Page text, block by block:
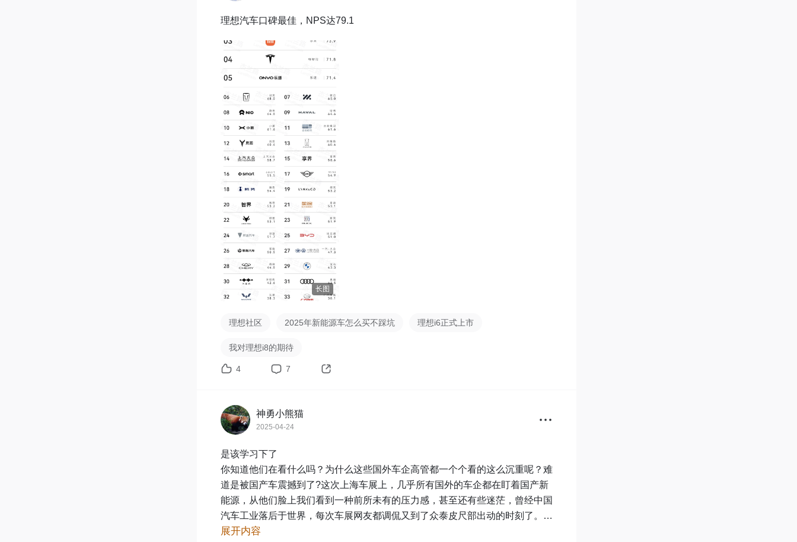
理想汽车口碑最佳，NPS达79.1
长图
理想社区 2025年新能源车怎么买不踩坑 理想i6正式上市
我对理想i8的期待
4 7
神勇小熊猫
2025-04-24
是该学习下了
你知道他们在看什么吗？为什么这些国外车企高管都一个个看的这么沉重呢？难
道是被国产车震撼到了?这次上海车展上，几乎所有国外的车企都在盯着国产新
能源，从他们脸上我们看到一种前所未有的压力感，甚至还有些迷茫，曾经中国
汽车工业落后于世界，每次车展网友都调侃又到了众泰皮尺部出动的时刻了。而
现在中国品牌已经站在了世界的前沿，轮到外企围观国产车了，当看到中国的汽
展开内容